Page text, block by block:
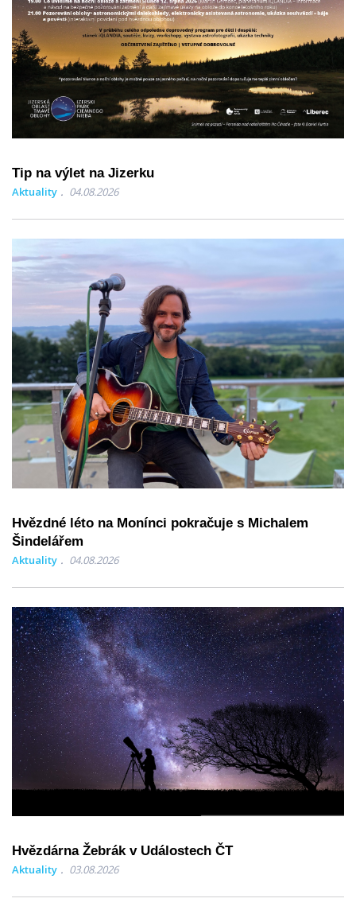
Tip na výlet na Jizerku
Aktuality 04.08.2026
Hvězdné léto na Monínci pokračuje s Michalem
Šindelářem
Aktuality 04.08.2026
Hvězdárna Žebrák v Událostech ČT
Aktuality 03.08.2026